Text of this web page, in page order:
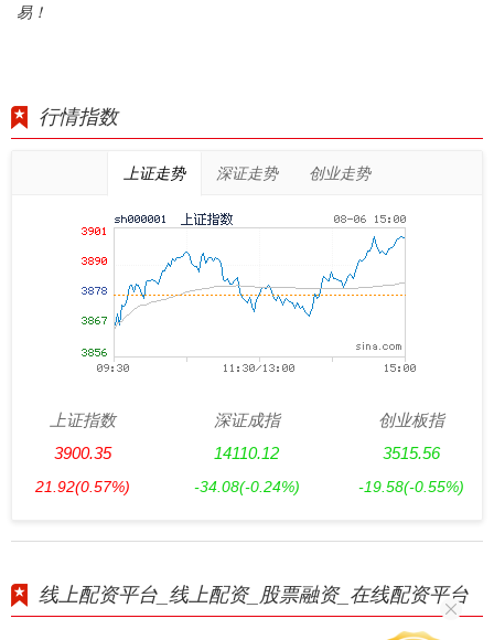
易！
行情指数
上证走势 深证走势 创业走势
上证指数
3900.35
21.92(0.57%)
深证成指
14110.12
-34.08(-0.24%)
创业板指
3515.56
-19.58(-0.55%)
线上配资平台_线上配资_股票融资_在线配资平台